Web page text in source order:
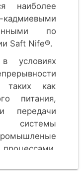
наиболее
по
Saft Nife®.
условиях
таких как
питания,
передачи